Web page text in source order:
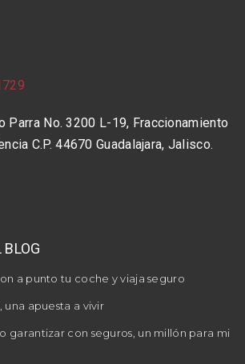
Parra No. 3200 L-19, Fraccionamiento
C.P. 44670 Guadalajara, Jalisco.
BLOG
a punto tu coche y viaja seguro
una apuesta a vivir
garantizar con seguros, un millón para mi